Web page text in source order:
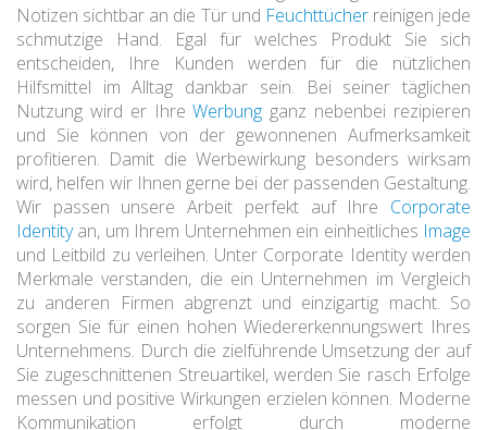
Notizen sichtbar an die Tür und Feuchttücherreinigen jede
schmutzige Hand. Egal für welches Produkt Sie sich
entscheiden, Ihre Kunden werden für die nützlichen
Hilfsmittel im Alltag dankbar sein. Bei seiner täglichen
Nutzung wird er IhreWerbung ganz nebenbei rezipieren
und Sie können von der gewonnenen Aufmerksamkeit
profitieren. Damit die Werbewirkung besonders wirksam
wird, helfen wir Ihnen gerne bei der passenden Gestaltung.
Wir passen unsere Arbeit perfekt auf Ihre Corporate
Identityan, um Ihrem Unternehmen ein einheitliches Image
und Leitbild zu verleihen. Unter Corporate Identity werden
Merkmale verstanden, die ein Unternehmen im Vergleich
zu anderen Firmen abgrenzt und einzigartig macht. So
sorgen Sie für einen hohen Wiedererkennungswert Ihres
Unternehmens. Durch die zielführende Umsetzung der auf
Sie zugeschnittenen Streuartikel, werden Sie rasch Erfolge
messen und positive Wirkungen erzielen können. Moderne
Kommunikation erfolgt durch moderne